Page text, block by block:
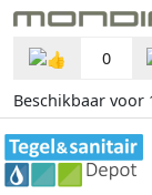
0
Beschikbaar voor